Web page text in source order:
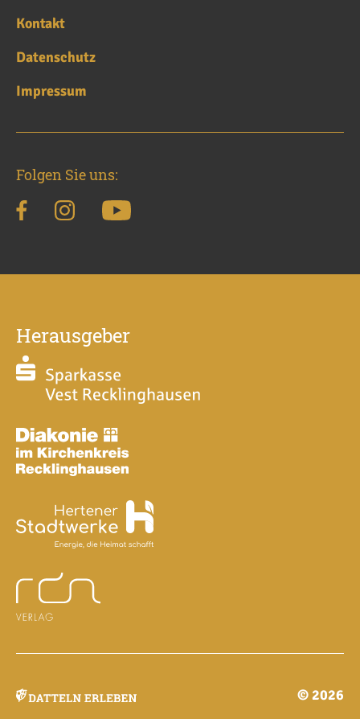
Kontakt
Datenschutz
Impressum
Folgen Sie uns:
Herausgeber
© 2026